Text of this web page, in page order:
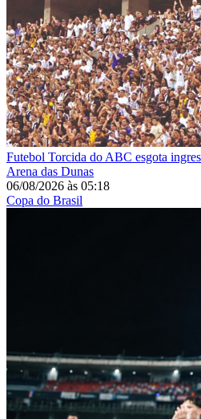
Futebol Torcida do ABC esgota
Arena das Dunas
06/08/2026 às 05:18
Copa do Brasil